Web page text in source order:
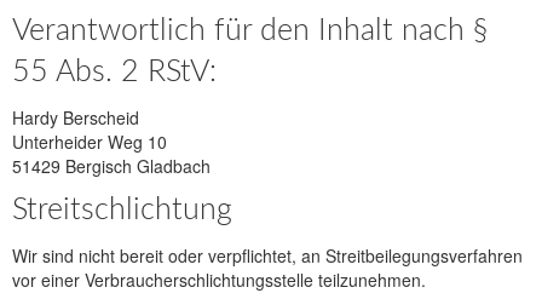
Verantwortlich für den Inhalt nach §
55 Abs. 2 RStV:
Hardy Berscheid
Unterheider Weg 10
51429 Bergisch Gladbach
Streitschlichtung
Wir sind nicht bereit oder verpflichtet, an Streitbeilegungsverfahren
vor einer Verbraucherschlichtungsstelle teilzunehmen.